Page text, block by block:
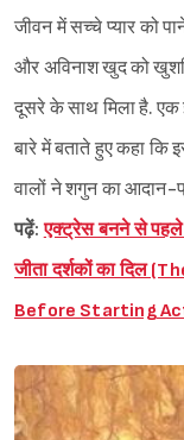
जीवन में सच्चे प्यार को
और अविनाश खुद को
दूसरे के साथ मिला है. एक
बारे में बताते हुए कहा कि
वालों ने शगुन का आदान-
पढ़ें:एक्ट्रेस बनने से पहले
जीता दर्शकों का दिल
Before Starting